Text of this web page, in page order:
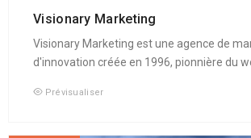
Visionary Marketing
Visionary Marketing est une agence de
d'innovation créée en 1996, pionnière du
Prévisualiser